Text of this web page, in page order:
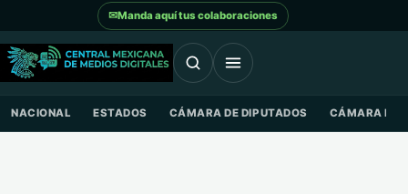
Saltar al contenido
✉Manda aquí tus colaboraciones
NACIONAL ESTADOS CÁMARA DE DIPUTADOS CÁMARA DE